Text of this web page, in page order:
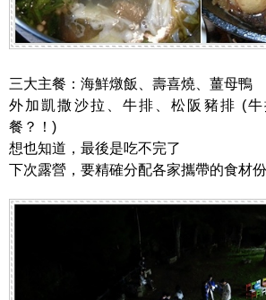
三大主餐：海鮮燉飯、壽喜燒、薑母鴨
外加凱撒沙拉、牛排、松阪豬排 (
餐？！)
想也知道，最後是吃不完了
下次露營，要精確分配各家攜帶的食材